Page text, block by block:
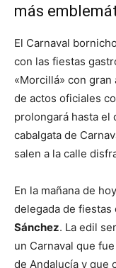
más
El Carnaval
con las fiestas
«Morcillá» con
de actos oficiales
prolongará hasta el
cabalgata de
salen a la calle
En la mañana de
delegada de fiestas
Sánchez. La edil
un Carnaval que
de Andalucía y que